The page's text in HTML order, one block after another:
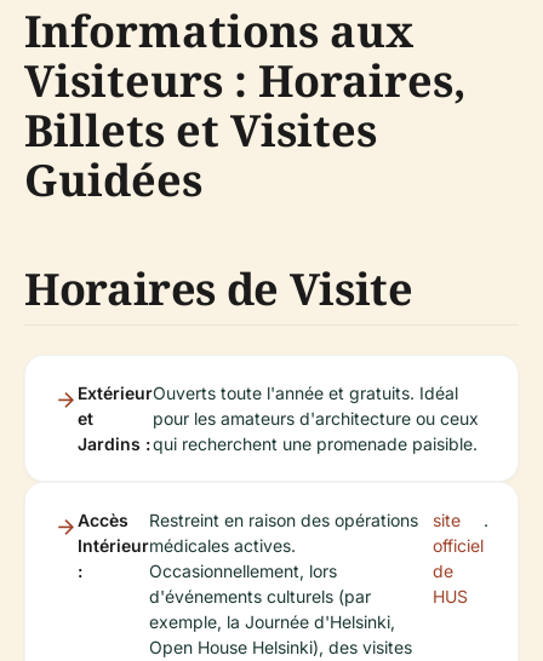
Informations aux
Visiteurs : Horaires,
Billets et Visites
Guidées
Horaires de Visite
Extérieur
et
Jardins :
Ouverts toute l'année et gratuits. Idéal
pour les amateurs d'architecture ou ceux
qui recherchent une promenade paisible.
Accès
Intérieur
:
Restreint en raison des opérations
médicales actives.
Occasionnellement, lors
d'événements culturels (par
exemple, la Journée d'Helsinki,
Open House Helsinki), des visites
site
officiel
de
HUS
.